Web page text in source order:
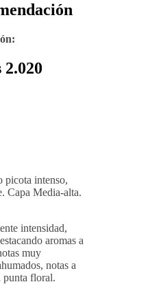
intenso,
Capa Media-alta.
intensidad,
aromas a
muy
notas a
punta floral.